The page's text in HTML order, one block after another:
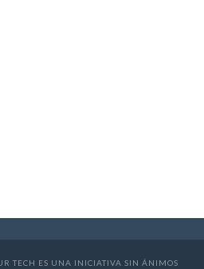
TECH ES UNA INICIATIVA SIN ÁNIMOS